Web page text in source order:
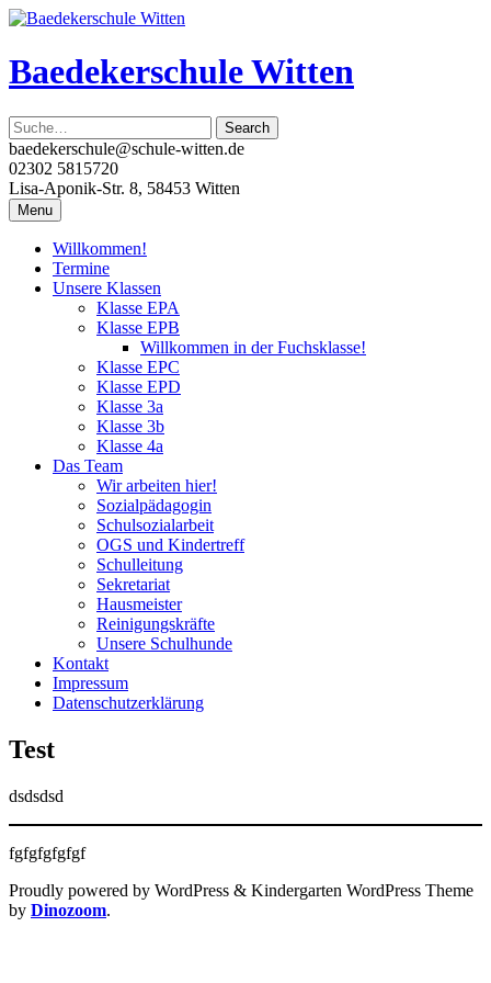
Skip
content
Baedekerschule Witten
baedekerschule@schule-witten.de
02302 5815720
Lisa-Aponik-Str. 8, 58453 Witten
Menu
Willkommen!
Termine
Unsere Klassen
Klasse EPA
Klasse EPB
Willkommen in der Fuchsklasse!
Klasse EPC
Klasse EPD
Klasse 3a
Klasse 3b
Klasse 4a
Das Team
Wir arbeiten hier!
Sozialpädagogin
Schulsozialarbeit
OGS und Kindertreff
Schulleitung
Sekretariat
Hausmeister
Reinigungskräfte
Unsere Schulhunde
Kontakt
Impressum
Datenschutzerklärung
Test
dsdsdsd
fgfgfgfgfgf
Proudly powered by WordPress & Kindergarten WordPress Theme
by Dinozoom.